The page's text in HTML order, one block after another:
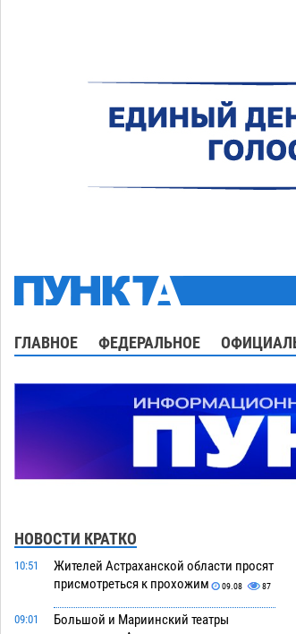
ГЛАВНОЕ ФЕДЕРАЛЬНОЕ
НОВОСТИ КРАТКО
10:51
Жителей Астраханской области просят
присмотреться к прохожим
09.08 87
09:01
Большой и Мариинский театры